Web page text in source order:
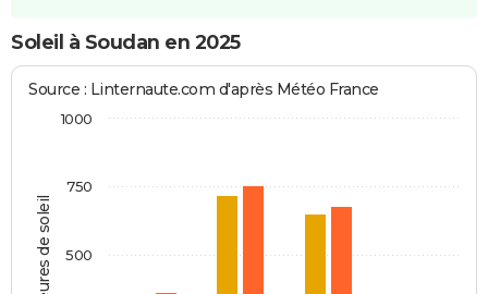
Soleil à Soudan en 2025
Heures de soleil
Source : Linternaute.com d'après Météo France
500
750
1000